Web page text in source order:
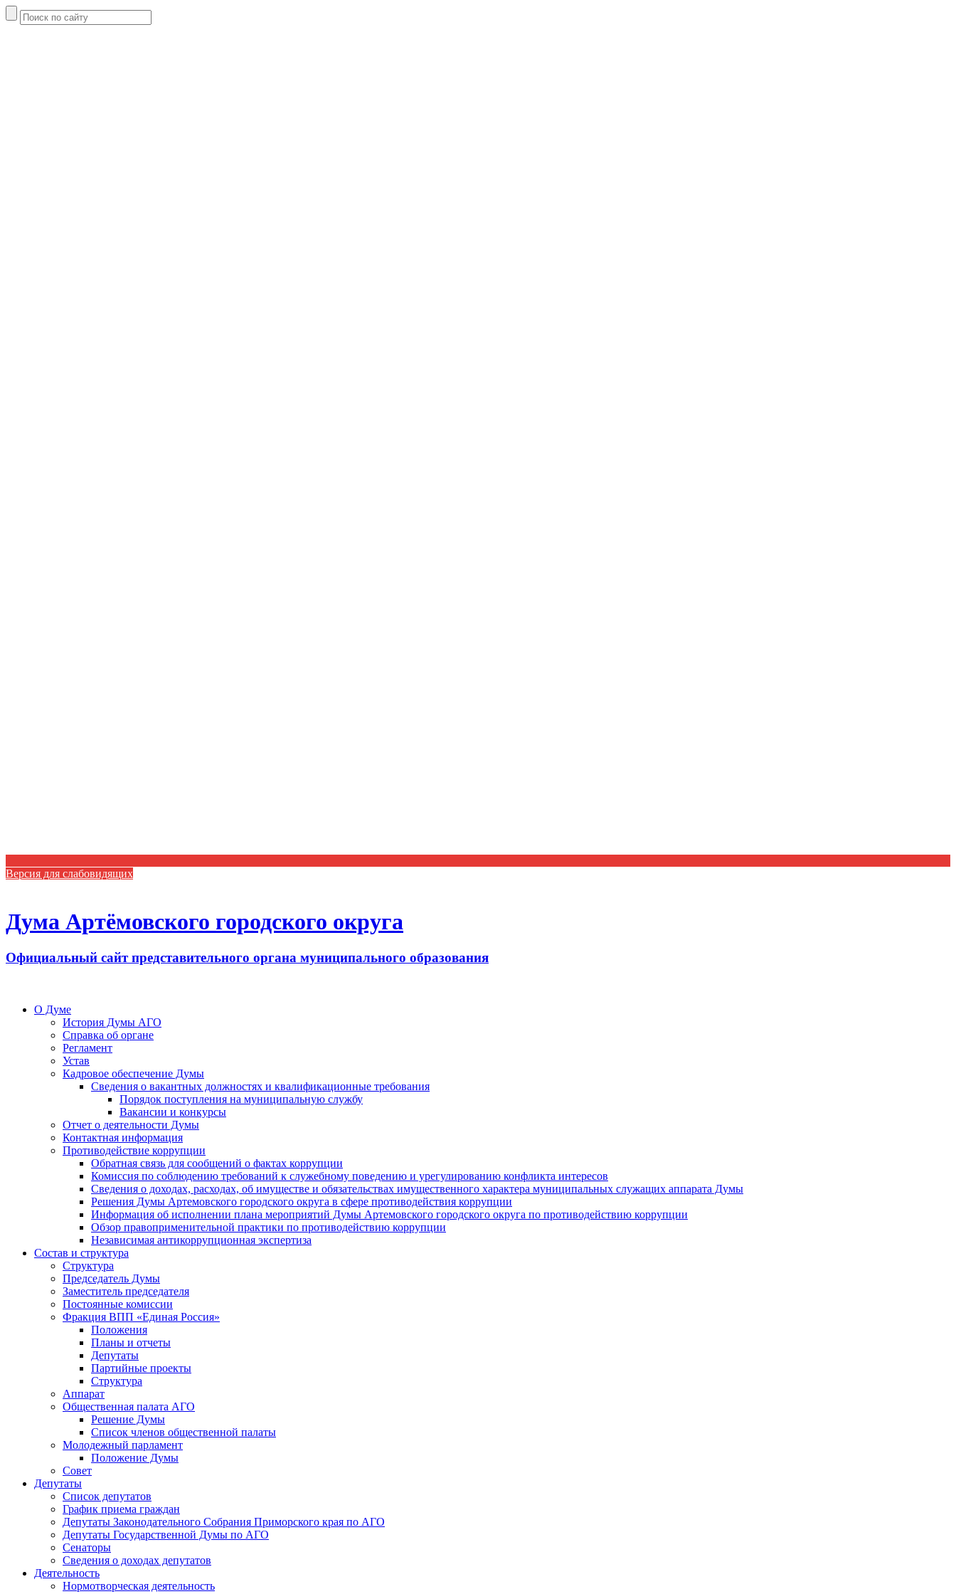
Версия для слабовидящих
Дума Артёмовского городского округа
Официальный сайт представительного органа муниципального образования
О Думе
История Думы АГО
Справка об органе
Регламент
Устав
Кадровое обеспечение Думы
Сведения о вакантных должностях и квалификационные требования
Порядок поступления на муниципальную службу
Вакансии и конкурсы
Отчет о деятельности Думы
Контактная информация
Противодействие коррупции
Обратная связь для сообщений о фактах коррупции
Комиссия по соблюдению требований к служебному поведению и урегулированию конфликта интересов
Сведения о доходах, расходах, об имуществе и обязательствах имущественного характера муниципальных служащих аппарата Думы
Решения Думы Артемовского городского округа в сфере противодействия коррупции
Информация об исполнении плана мероприятий Думы Артемовского городского округа по противодействию коррупции
Обзор правоприменительной практики по противодействию коррупции
Независимая антикоррупционная экспертиза
Состав и структура
Структура
Председатель Думы
Заместитель председателя
Постоянные комиссии
Фракция ВПП «Единая Россия»
Положения
Планы и отчеты
Депутаты
Партийные проекты
Структура
Аппарат
Общественная палата АГО
Решение Думы
Список членов общественной палаты
Молодежный парламент
Положение Думы
Совет
Депутаты
Список депутатов
График приема граждан
Депутаты Законодательного Собрания Приморского края по АГО
Депутаты Государственной Думы по АГО
Сенаторы
Сведения о доходах депутатов
Деятельность
Нормотворческая деятельность